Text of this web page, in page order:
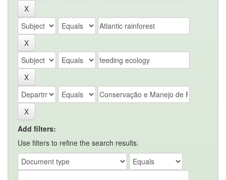
Add filters:
Use filters to refine the search results.